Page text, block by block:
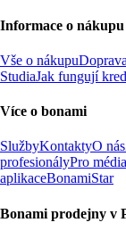
Informace o nákupu
Vše o nákupuDoprava
StudiaJak fungují
Více o bonami
SlužbyKontaktyO nás
profesionályPro média
aplikaceBonamiStar
Bonami prodejny v